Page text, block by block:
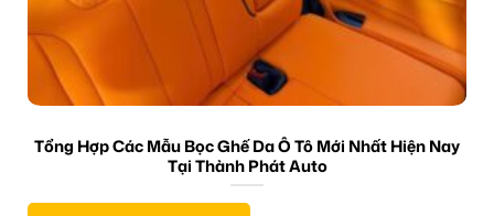
Tổng Hợp Các Mẫu Bọc Ghế Da Ô Tô Mới Nhất Hiện Nay
Tại Thành Phát Auto